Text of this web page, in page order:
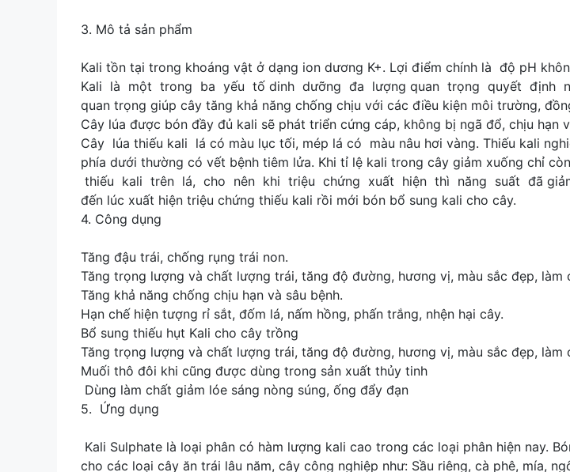
3. Mô tả sản phẩm
Kali tồn tại trong khoáng vật ở dạng ion dương K+. Lợi điểm chính là độ pH
Kali là một trong ba yếu tố dinh dưỡng đa lượng quan trọng quyết định
quan trọng giúp cây tăng khả năng chống chịu với các điều kiện môi trường,
Cây lúa được bón đầy đủ kali sẽ phát triển cứng cáp, không bị ngã đổ, chịu hạn
Cây lúa thiếu kali lá có màu lục tối, mép lá có màu nâu hơi vàng. Thiếu kali
phía dưới thường có vết bệnh tiêm lửa. Khi tỉ lệ kali trong cây giảm xuống chỉ
thiếu kali trên lá, cho nên khi triệu chứng xuất hiện thì năng suất đã giảm
đến lúc xuất hiện triệu chứng thiếu kali rồi mới bón bổ sung kali cho cây.
4. Công dụng
Tăng đậu trái, chống rụng trái non.
Tăng trọng lượng và chất lượng trái, tăng độ đường, hương vị, màu sắc đẹp, làm
Tăng khả năng chống chịu hạn và sâu bệnh.
Hạn chế hiện tượng rỉ sắt, đốm lá, nấm hồng, phấn trắng, nhện hại cây.
Bổ sung thiếu hụt Kali cho cây trồng
Tăng trọng lượng và chất lượng trái, tăng độ đường, hương vị, màu sắc đẹp, làm
Muối thô đôi khi cũng được dùng trong sản xuất thủy tinh
Dùng làm chất giảm lóe sáng nòng súng, ống đẩy đạn
5. Ứng dụng
Kali Sulphate là loại phân có hàm lượng kali cao trong các loại phân hiện nay.
cho các loại cây ăn trái lâu năm, cây công nghiệp như: Sầu riêng, cà phê, mía,